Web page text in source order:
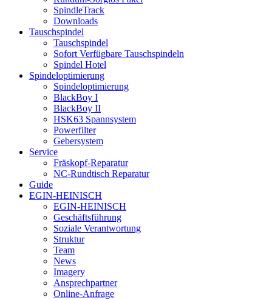
SpindleTrack
Downloads
Tauschspindel
Tauschspindel
Sofort Verfügbare Tauschspindeln
Spindel Hotel
Spindeloptimierung
Spindeloptimierung
BlackBoy I
BlackBoy II
HSK63 Spannsystem
Powerfilter
Gebersystem
Service
Fräskopf-Reparatur
NC-Rundtisch Reparatur
Guide
EGIN-HEINISCH
EGIN-HEINISCH
Geschäftsführung
Soziale Verantwortung
Struktur
Team
News
Imagery
Ansprechpartner
Online-Anfrage